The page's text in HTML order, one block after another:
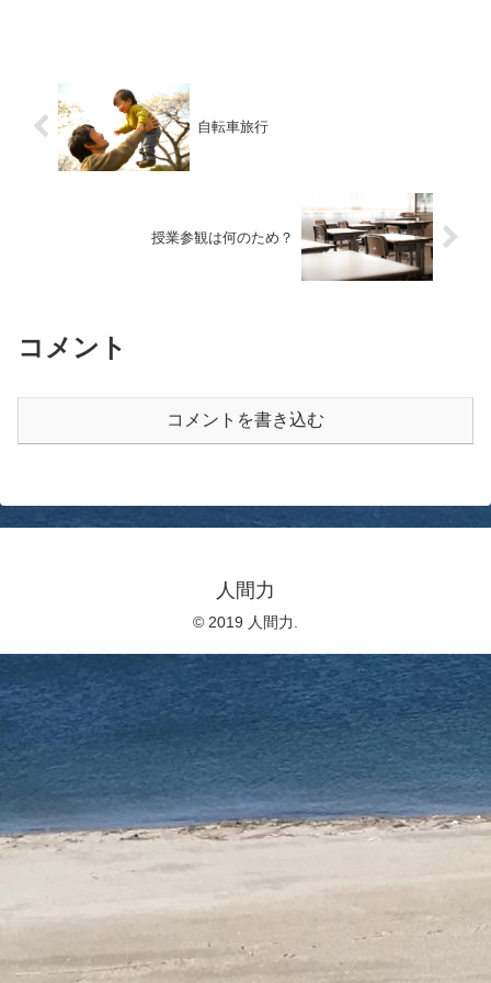
自転車旅行
授業参観は何のため？
コメント
コメントを書き込む
人間力
© 2019 人間力.